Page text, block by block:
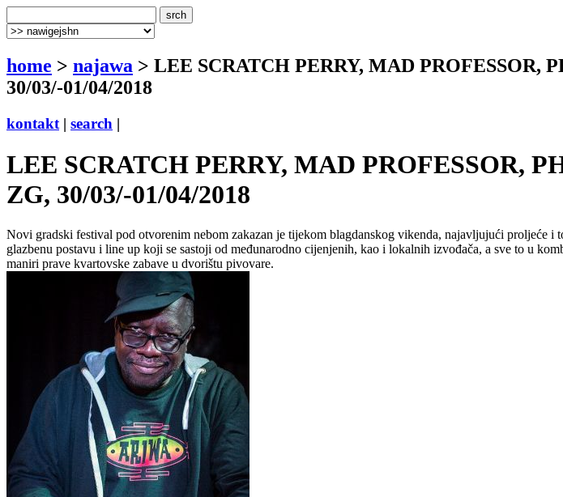
home > najawa > LEE SCRATCH PERRY, MAD PROFESSOR,
30/03/-01/04/2018
kontakt | search |
LEE SCRATCH PERRY, MAD PROFESSOR,
ZG, 30/03/-01/04/2018
Novi gradski festival pod otvorenim nebom zakazan je tijekom blagdanskog vikenda, najavljujući proljeće
glazbenu postavu i line up koji se sastoji od međunarodno cijenjenih, kao i lokalnih izvođača, a sve to u
maniri prave kvartovske zabave u dvorištu pivovare.